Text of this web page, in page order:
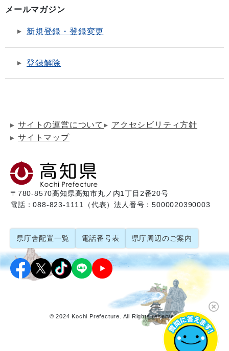
メールマガジン
新規登録・登録変更
登録解除
サイトの運営について
アクセシビリティ方針
サイトマップ
〒780-8570高知県高知市丸ノ内1丁目2番20号
電話：088-823-1111（代表）法人番号：5000020390003
県庁舎配置一覧 電話番号表 県庁周辺のご案内
© 2024 Kochi Prefecture. All Rights reserved.